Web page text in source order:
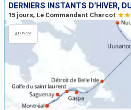
15 jours, Le Commandant Charcot